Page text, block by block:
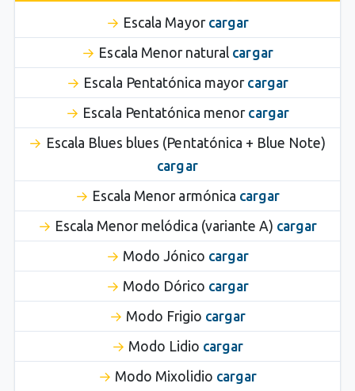
Escala Mayor cargar
Escala Menor natural cargar
Escala Pentatónica mayor cargar
Escala Pentatónica menor cargar
Escala Blues blues (Pentatónica + Blue Note)
cargar
Escala Menor armónica cargar
Escala Menor melódica (variante A) cargar
Modo Jónico cargar
Modo Dórico cargar
Modo Frigio cargar
Modo Lidio cargar
Modo Mixolidio cargar